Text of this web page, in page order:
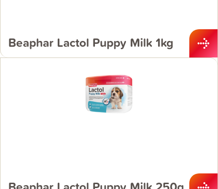
Beaphar Lactol Puppy Milk 1kg